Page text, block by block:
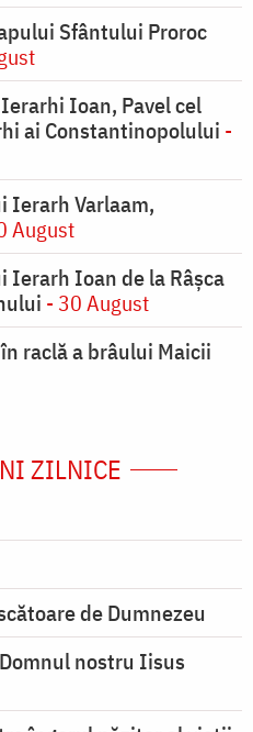
Sfântului Proroc
Ioan, Pavel cel
ai Constantinopolului -
Ierarh Varlaam,
August
Ierarh Ioan de la Râșca
- 30 August
raclă a brâului Maicii
ZILNICE
de Dumnezeu
nostru Iisus